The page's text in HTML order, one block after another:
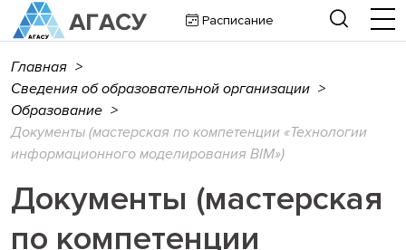
Расписание
Главная >
Сведения об образовательной организации >
Образование >
Документы (мастерская по компетенции «Технологии
информационного моделирования BIM»)
Документы (мастерская
по компетенции